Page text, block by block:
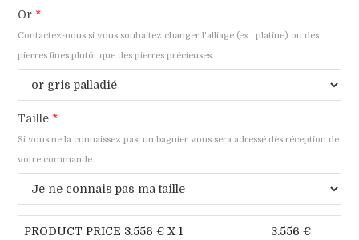
Or *
Contactez-nous si vous souhaitez changer l'alliage (ex : platine) ou des
pierres fines plutôt que des pierres précieuses.
Taille *
Si vous ne la connaissez pas, un baguier vous sera adressé dès réception de
votre commande.
PRODUCT PRICE 3.556 € X 1 3.556 €